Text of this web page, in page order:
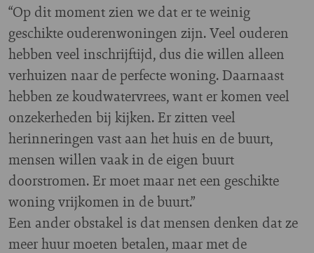
“Op dit moment zien we dat er te weinig
geschikte ouderenwoningen zijn. Veel ouderen
hebben veel inschrijftijd, dus die willen alleen
verhuizen naar de perfecte woning. Daarnaast
hebben ze koudwatervrees, want er komen veel
onzekerheden bij kijken. Er zitten veel
herinneringen vast aan het huis en de buurt,
mensen willen vaak in de eigen buurt
doorstromen. Er moet maar net een geschikte
woning vrijkomen in de buurt.”
Een ander obstakel is dat mensen denken dat ze
meer huur moeten betalen, maar met de